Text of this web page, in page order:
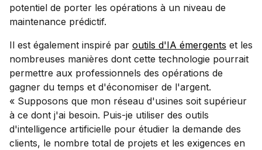
potentiel de porter les opérations à un niveau de
maintenance prédictif.
Il est également inspiré par outils d'IA émergents et les
nombreuses manières dont cette technologie pourrait
permettre aux professionnels des opérations de
gagner du temps et d'économiser de l'argent.
« Supposons que mon réseau d'usines soit supérieur
à ce dont j'ai besoin. Puis-je utiliser des outils
d'intelligence artificielle pour étudier la demande des
clients, le nombre total de projets et les exigences en